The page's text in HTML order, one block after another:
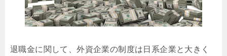
退職金に関して、外資企業の制度は日系企業と大きく